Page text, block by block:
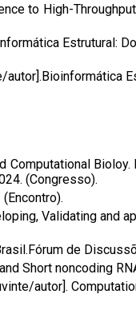
to High-
Estrutural:
(Congresso).
Validating
de
Short noncoding
autor].